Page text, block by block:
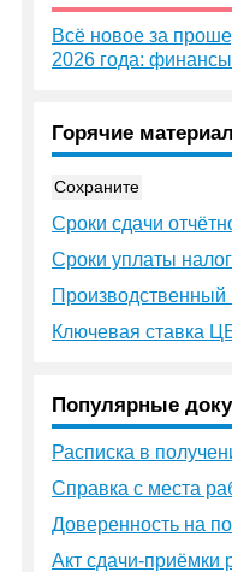
Всё новое за
2026 года:
Горячие
Сохраните
Сроки сдачи
Сроки уплаты
Производственный
Ключевая ставка
Популярные
Расписка в
Справка с места
Доверенность на
Акт сдачи-приёмки